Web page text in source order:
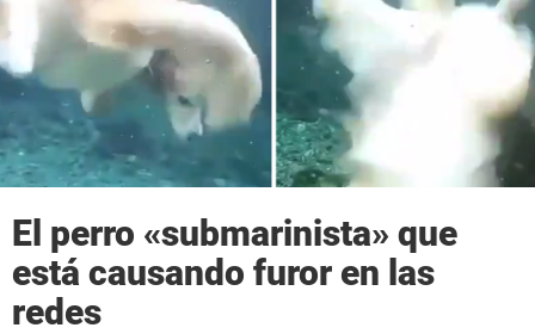
El perro «submarinista» que
está causando furor en las
redes